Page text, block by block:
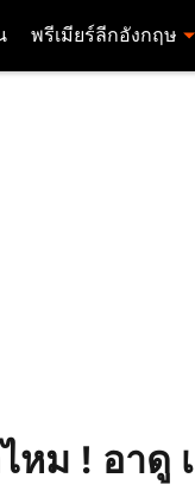
พรีเมียร์ลีกอังกฤษ
หม ! อาดู